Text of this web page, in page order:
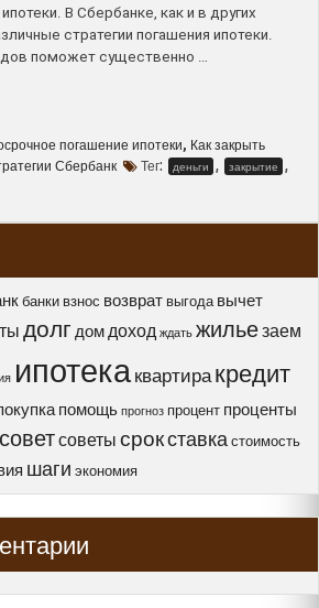
В Сбербанке, как и в других
стратегии погашения ипотеки.
поможет существенно …
погашение ипотеки, Как закрыть
Сбербанк Тег: деньги , закрытие ,
банки взнос возврат выгода вычет
долг домдоход ждать жильезаем
ипотекаквартиракредит
помощь прогноз процент проценты
советсоветы срокставка стоимость
шаги экономия